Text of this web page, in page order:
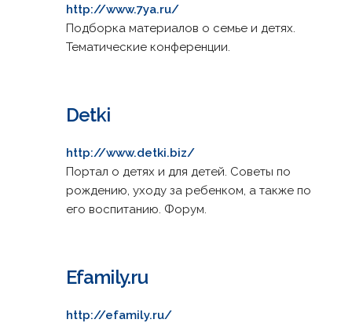
http://www.7ya.ru/
Подборка материалов о семье и детях.
Тематические конференции.
Detki
http://www.detki.biz/
Портал о детях и для детей. Советы по
рождению, уходу за ребенком, а также по
его воспитанию. Форум.
Efamily.ru
http://efamily.ru/